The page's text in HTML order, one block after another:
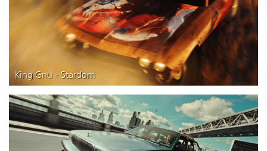
King Gnu - Stardom